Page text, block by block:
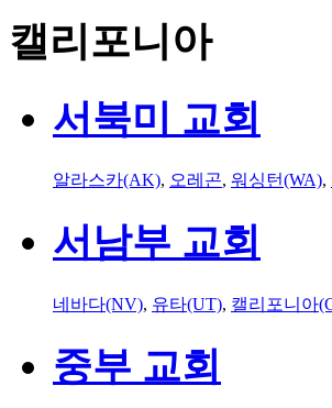
캘리포니아
서북미 교회
알라스카(AK), 오레곤, 워싱턴(WA),
서남부 교회
네바다(NV), 유타(UT), 캘리포니아
중부 교회